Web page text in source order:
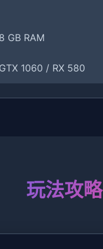
8 GB RAM
GTX 1060 / RX 580
玩法攻略